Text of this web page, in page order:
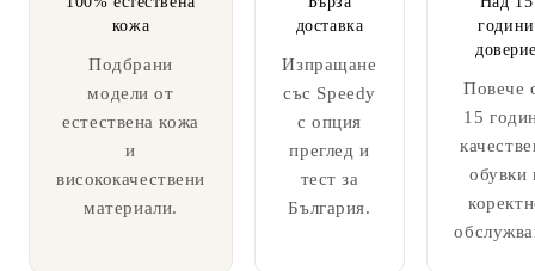
кожа
Подбрани
модели от
естествена кожа
и
висококачествени
материали.
доставка
Изпращане
със Speedy
с опция
преглед и
тест за
България.
години
Повече
15
обувки